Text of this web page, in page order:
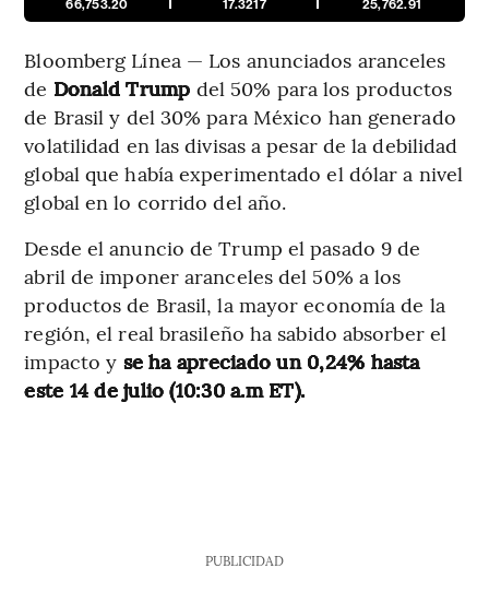
66,753.20
17.3217
25,762.91
Bloomberg Línea — Los anunciados aranceles
de Donald Trump del 50% para los productos
de Brasil y del 30% para México han generado
volatilidad en las divisas a pesar de la debilidad
global que había experimentado el dólar a nivel
global en lo corrido del año.
Desde el anuncio de Trump el pasado 9 de
abril de imponer aranceles del 50% a los
productos de Brasil, la mayor economía de la
región, el real brasileño ha sabido absorber el
impacto y se ha apreciado un 0,24% hasta
este 14 de julio (10:30 a.m ET).
PUBLICIDAD